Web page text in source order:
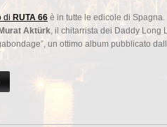
di RUTA 66 è in tutte le edicole di Spagna.
Murat Aktürk, il chitarrista dei Daddy Long
un ottimo album pubblicato
SU INTERVISTA A MURAT AKTÜRK SU RUTA 66 DI